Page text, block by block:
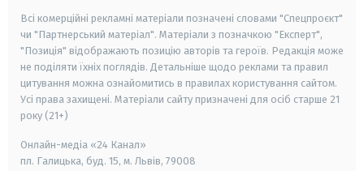
Всі комерційні рекламні матеріали позначені словами "Спецпроєкт"
чи "Партнерський матеріал". Матеріали з позначкою "Експерт",
"Позиція" відображають позицію авторів та героїв. Редакція може
не поділяти їхніх поглядів. Детальніше щодо реклами та правил
цитування можна ознайомитись в правилах користування сайтом.
Усі права захищені. Матеріали сайту призначені для осіб старше 21
року (21+)
Онлайн-медіа «24 Канал»
пл. Галицька, буд. 15, м. Львів, 79008